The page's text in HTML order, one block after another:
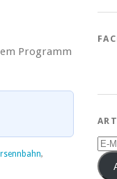
Programm
,
E-
Mail-